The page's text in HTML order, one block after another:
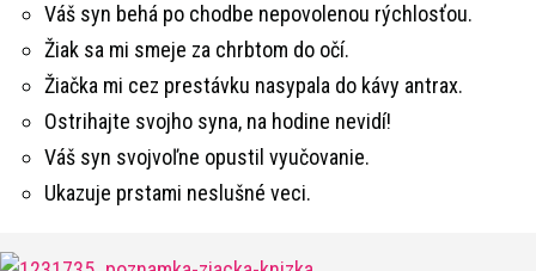
Váš syn behá po chodbe nepovolenou rýchlosťou.
Žiak sa mi smeje za chrbtom do očí.
Žiačka mi cez prestávku nasypala do kávy antrax.
Ostrihajte svojho syna, na hodine nevidí!
Váš syn svojvoľne opustil vyučovanie.
Ukazuje prstami neslušné veci.